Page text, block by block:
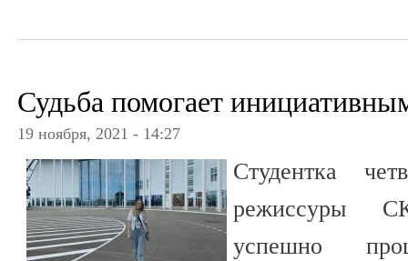
Судьба помогает
19 ноября, 2021 - 14:27
Студентка
режиссуры
успешно